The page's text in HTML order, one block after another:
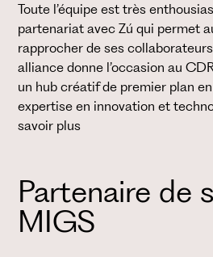
Toute l’équipe est très
partenariat avec Zú qui permet
rapprocher de ses
alliance donne l’occasion au
un hub créatif de premier plan
expertise en innovation et
savoir plus
Partenaire de
MIGS